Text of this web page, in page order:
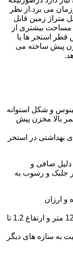
مخزن پیش ساخته حداکثر 4 روززمان می برد.از نظر
زمین قابل
مساحت بیشتری از
قطر استخر ها یا
پیش ساخته می
و شکل استوانه
بالا مخزن پیش
بهداشتی در استخر
دلیل صافی و
جلبک و رسوب به
ارزان
امکان ساخت ابعاد بزرگ از قطر3.5 تا 12 متر و ارتفاع 1.2 تا
به سازه های دیگر